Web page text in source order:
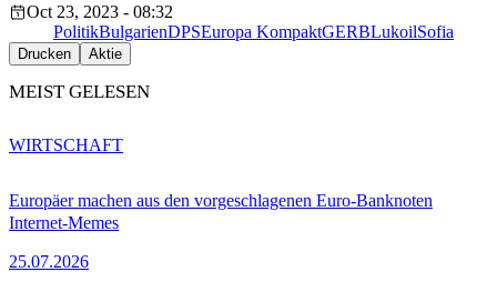
Oct 23, 2023 - 08:32
PolitikBulgarienDPSEuropa KompaktGERBLukoilSofia
Drucken Aktie
MEIST GELESEN
Europäer machen aus den vorgeschlagenen Euro-Banknoten
Internet-Memes
25.07.2026
WIRTSCHAFT